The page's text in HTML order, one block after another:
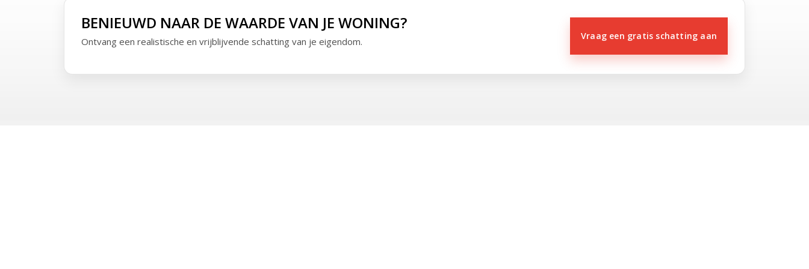
BENIEUWD NAAR DE WAARDE VAN JE WONING?
Ontvang een realistische en vrijblijvende schatting van je eigendom. Vraag een gratis schatting aan